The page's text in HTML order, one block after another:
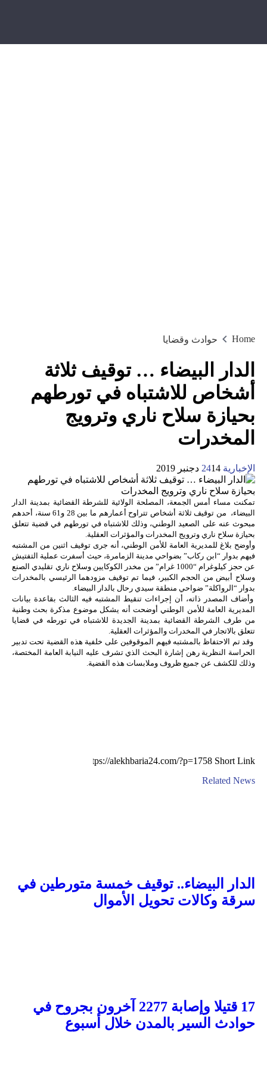
Home حوادث وقضايا
الدار البيضاء … توقيف ثلاثة
أشخاص للاشتباه في تورطهم
بحيازة سلاح ناري وترويج
المخدرات
الإخبارية 24 14 دجنبر 2019
تمكنت مساء أمس الجمعة، المصلحة الولائية للشرطة القضائية بمدينة الدار
البيضاء، من توقيف ثلاثة أشخاص تتراوح أعمارهم ما بين 28 و61 سنة، أحدهم
مبحوث عنه على الصعيد الوطني، وذلك للاشتباه في تورطهم في قضية تتعلق
بحيازة سلاح ناري وترويج المخدرات والمؤثرات العقلية.
وأوضح بلاغ للمديرية العامة للأمن الوطني، أنه جرى توقيف اثنين من المشتبه
فيهم بدوار “ابن ركاب” بضواحي مدينة الزمامرة، حيث أسفرت عملية التفتيش
عن حجز كيلوغرام “1000 غرام” من مخدر الكوكايين وسلاح ناري تقليدي الصنع
وسلاح أبيض من الحجم الكبير، فيما تم توقيف مزودهما الرئيسي بالمخدرات
بدوار “الرواكلة” ضواحي منطقة سيدي رحال بالدار البيضاء.
وأضاف المصدر ذاته، أن إجراءات تنقيط المشتبه فيه الثالث بقاعدة بيانات
المديرية العامة للأمن الوطني أوضحت أنه يشكل موضوع مذكرة بحث وطنية
من طرف الشرطة القضائية بمدينة الجديدة للاشتباه في تورطه في قضايا
تتعلق بالاتجار في المخدرات والمؤثرات العقلية.
وقد تم الاحتفاظ بالمشتبه فيهم الموقوفين على خلفية هذه القضية تحت تدبير
الحراسة النظرية رهن إشارة البحث الذي تشرف عليه النيابة العامة المختصة،
وذلك للكشف عن جميع ظروف وملابسات هذه القضية.
Short Link
Related News
الدار البيضاء.. توقيف خمسة متورطين في
سرقة وكالات تحويل الأموال
17 قتيلا وإصابة 2277 آخرون بجروح في
حوادث السير بالمدن خلال أسبوع